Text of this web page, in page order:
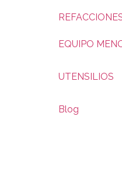
EQUIPO
UTENSILIOS
Blog